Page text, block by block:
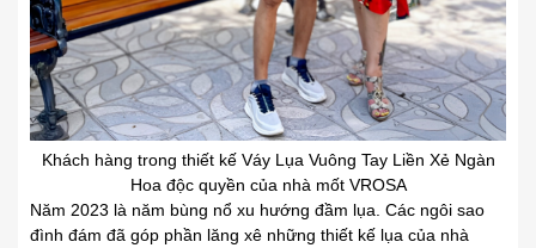
Khách hàng trong thiết kế Váy Lụa Vuông Tay Liền Xẻ Ngàn
Hoa độc quyền của nhà mốt VROSA
Năm 2023 là năm bùng nổ xu hướng đầm lụa. Các ngôi sao
đình đám đã góp phần lăng xê những thiết kế lụa của nhà